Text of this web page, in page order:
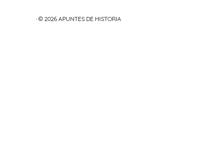
· © 2026 APUNTES DE HISTORIA